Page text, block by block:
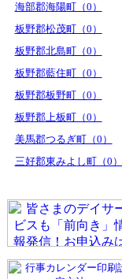
海部郡海陽町（0）
板野郡松茂町（0）
板野郡北島町（0）
板野郡藍住町（0）
板野郡板野町（0）
板野郡上板町（0）
美馬郡つるぎ町（0）
三好郡東みよし町（0）